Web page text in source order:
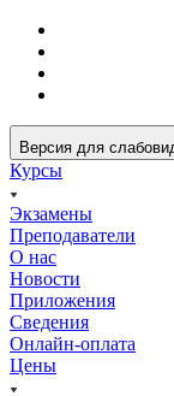
Версия для
Курсы
Экзамены
Преподаватели
О нас
Новости
Приложения
Сведения
Онлайн-оплата
Цены